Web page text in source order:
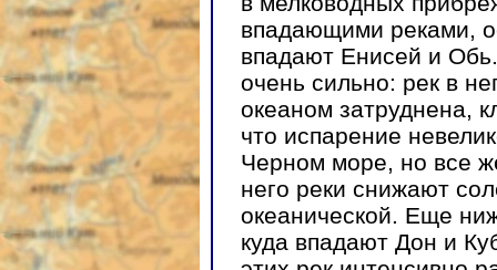
впадающими реками,
впадают Енисей и
очень сильно: рек в
океаном затруднена,
что испарение
Черном море, но все
него реки снижают
океанической. Еще
куда впадают Дон и